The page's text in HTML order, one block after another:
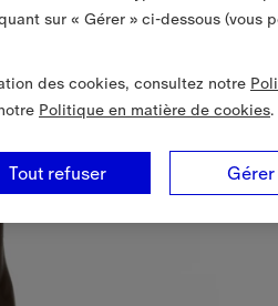
sur « Gérer » ci-dessous (vous
des cookies, consultez notre
Politique en matière de cookies.
Gérer
Tout refuser